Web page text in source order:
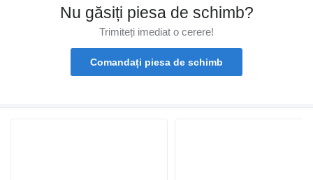
Nu găsiți piesa de schimb?
Trimiteți imediat o cerere!
Comandați piesa de schimb